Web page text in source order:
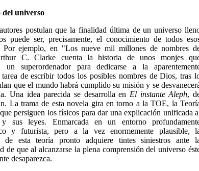
universo
postulan que la finalidad última de un universo
puede ser, precisamente, el conocimiento de todos
Por ejemplo, en "Los nueve mil millones de nombres
C. Clarke cuenta la historia de unos monjes
un superordenador para dedicarse a la
tarea de escribir todos los posibles nombres de Dios, tras
que el mundo habrá cumplido su misión y se
Una idea parecida se desarrolla en El instante Aleph,
La trama de esta novela gira en torno a la TOE, la
persiguen los físicos para dar una explicación unificada
y sus leyes. Enmarcada en un entorno
y futurista, pero a la vez enormemente plausible,
de esta teoría pronto adquiere tintes siniestros ante
de que al alcanzarse la plena comprensión del universo
desaparezca.